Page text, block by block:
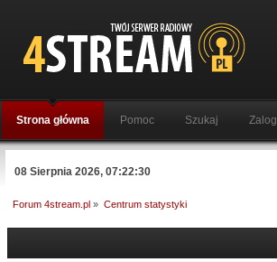
Strona główna Pomoc Szukaj
08 Sierpnia 2026, 07:22:30
Forum 4stream.pl » Centrum statystyki